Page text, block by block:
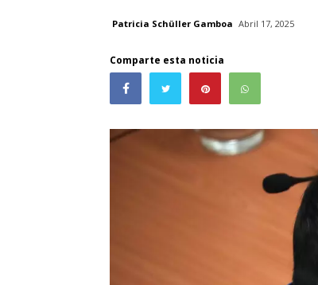
Patricia Schüller Gamboa Abril 17, 2025
Comparte esta noticia